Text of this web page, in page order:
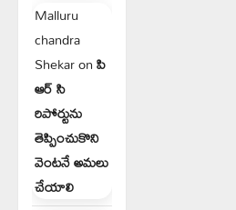
Malluru
chandra
Shekaronపి
ఆర్ సి
రిపోర్టును
తెప్పించుకొని
వెంటనే అమలు
చేయాలి